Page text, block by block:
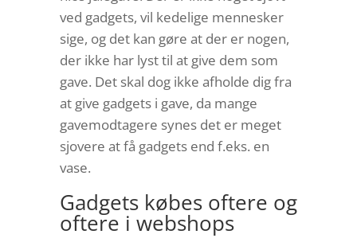
ved gadgets, vil kedelige mennesker
sige, og det kan gøre at der er nogen,
der ikke har lyst til at give dem som
gave. Det skal dog ikke afholde dig fra
at give gadgets i gave, da mange
gavemodtagere synes det er meget
sjovere at få gadgets end f.eks. en
vase.
Gadgets købes oftere og
oftere i webshops